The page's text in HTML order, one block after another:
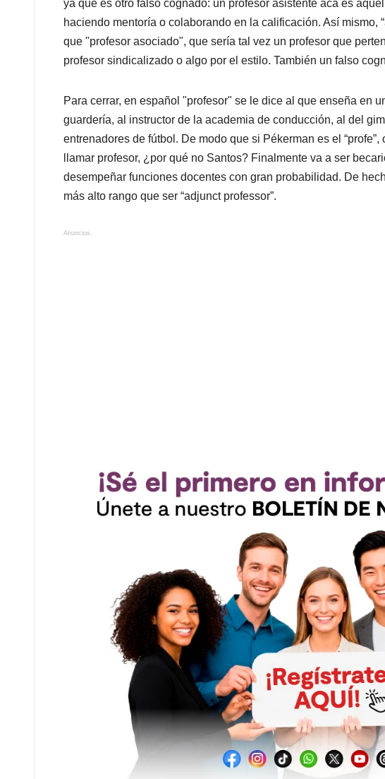
ya que es otro falso cognado: un profesor asistente acá es
haciendo mentoría o colaborando en la calificación. Así mismo,
que "profesor asociado", que sería tal vez un profesor que
profesor sindicalizado o algo por el estilo. También un falso
Para cerrar, en español "profesor" se le dice al que enseña en
guardería, al instructor de la academia de conducción, al del
entrenadores de fútbol. De modo que si Pékerman es el
llamar profesor, ¿por qué no Santos? Finalmente va a ser
desempeñar funciones docentes con gran probabilidad. De
más alto rango que ser “adjunct professor”.
Anuncios.